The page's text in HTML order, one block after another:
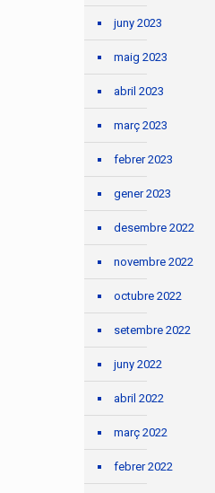
juny 2023
maig 2023
abril 2023
març 2023
febrer 2023
gener 2023
desembre 2022
novembre 2022
octubre 2022
setembre 2022
juny 2022
abril 2022
març 2022
febrer 2022